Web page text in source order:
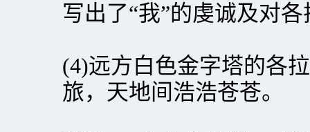
写出了“我”的虔诚及对
(4)远方白色金字塔的各
旅，天地间浩浩苍苍。